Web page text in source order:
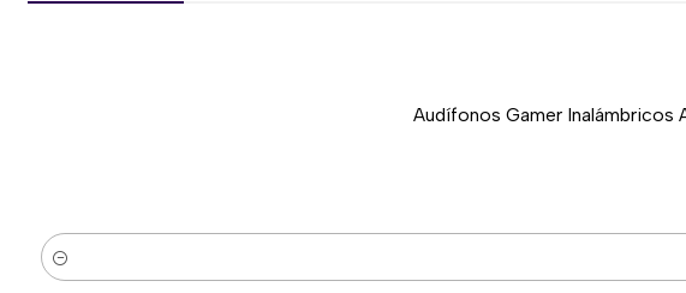
Audífonos Gamer Inalámbricos
Cantidad